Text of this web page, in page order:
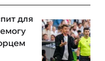
для